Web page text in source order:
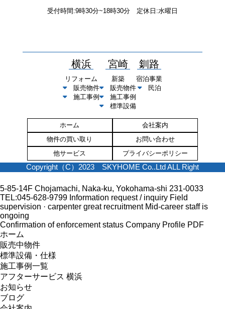
受付時間:9時30分~18時30分 定休日:水曜日
横浜
リフォーム
販売物件
施工事例
宮崎
新築
販売物件
施工事例
標準設備
釧路
宿泊事業
民泊
ホーム
会社案内
物件の買い取り
お問い合わせ
他サービス
プライバシーポリシー
Copyright（C）2023 SKYHOME Co..Ltd ALL Right
5-85-14F Chojamachi, Naka-ku, Yokohama-shi 231-0033
TEL:045-628-9799 Information request / inquiry Field
supervision · carpenter great recruitment Mid-career staff is
ongoing
Confirmation of enforcement status Company Profile PDF
ホーム
販売中物件
標準設備・仕様
施工事例一覧
アフターサービス 横浜
お知らせ
ブログ